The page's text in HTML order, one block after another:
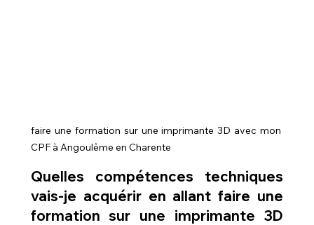
faire une formation sur une imprimante 3D avec mon
CPF à Angoulême en Charente
Quelles compétences techniques
vais-je acquérir en allant faire une
formation sur une imprimante 3D